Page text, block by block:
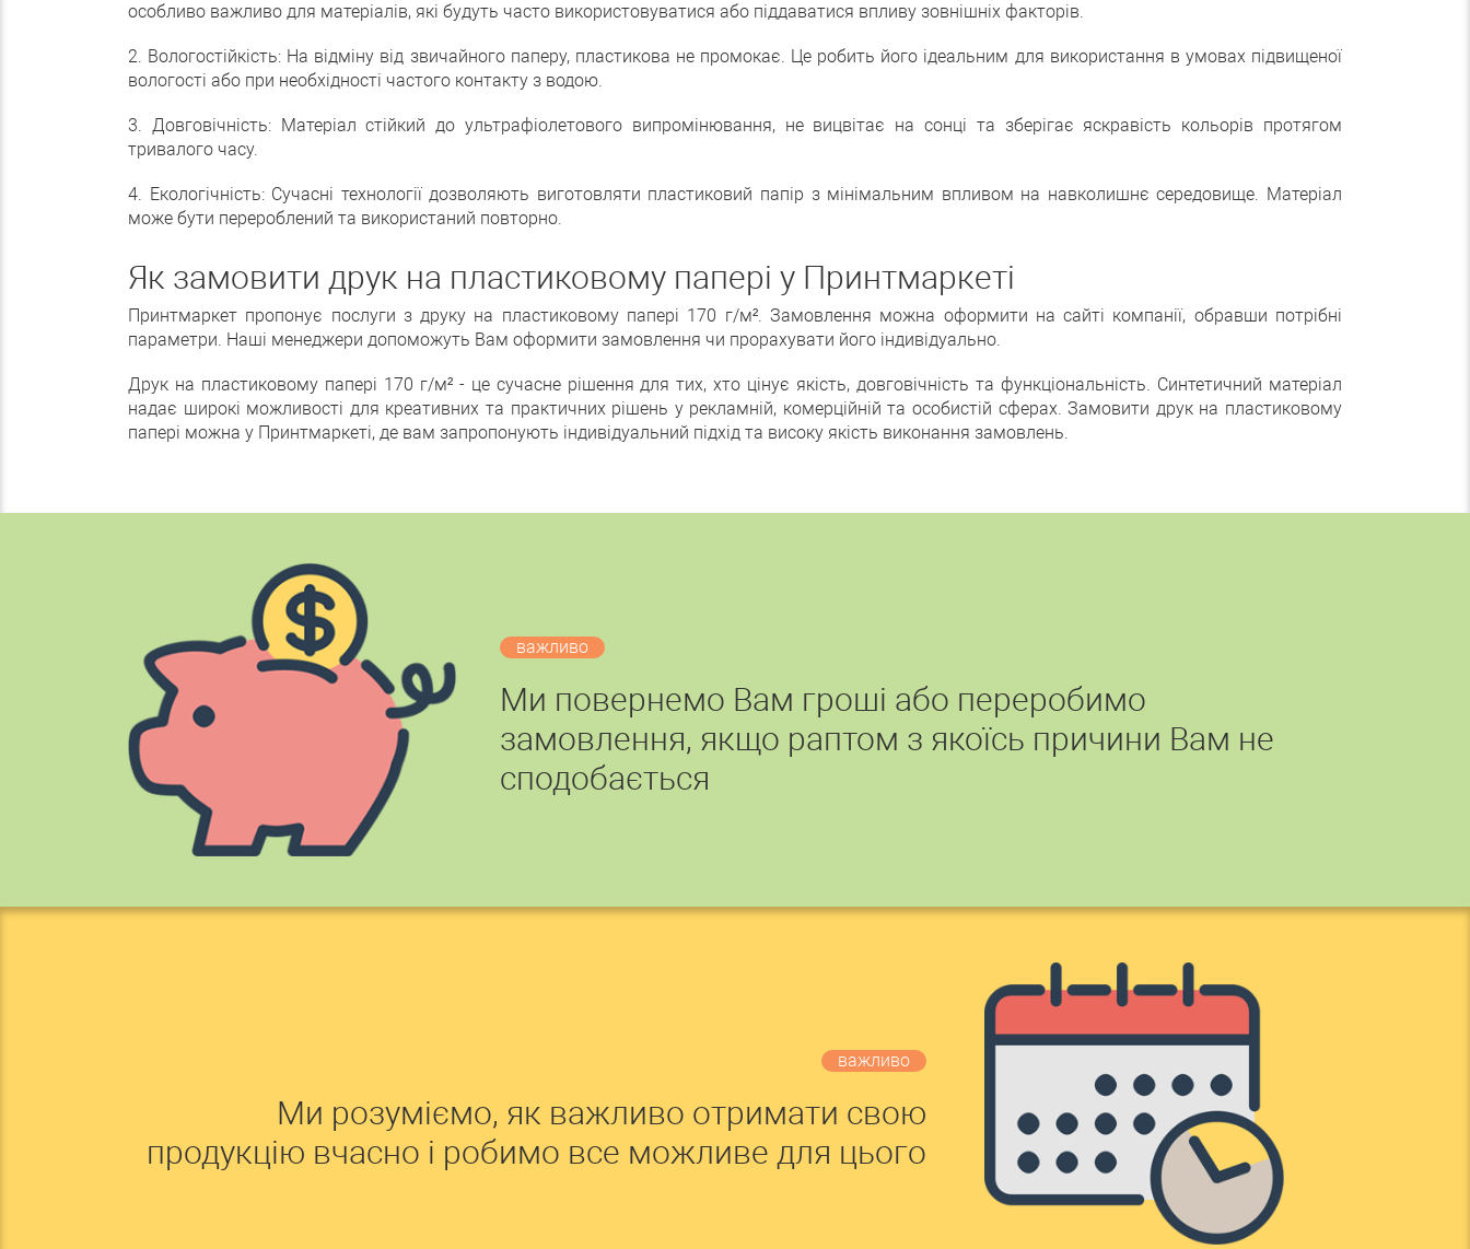
особливо важливо для матеріалів, які будуть часто використовуватися або піддаватися впливу зовнішніх факторів.
2. Вологостійкість: На відміну від звичайного паперу, пластикова не промокає. Це робить його ідеальним для використання в умовах підвищеної
вологості або при необхідності частого контакту з водою.
3. Довговічність: Матеріал стійкий до ультрафіолетового випромінювання, не вицвітає на сонці та зберігає яскравість кольорів протягом
тривалого часу.
4. Екологічність: Сучасні технології дозволяють виготовляти пластиковий папір з мінімальним впливом на навколишнє середовище. Матеріал
може бути перероблений та використаний повторно.
Як замовити друк на пластиковому папері у Принтмаркеті
Принтмаркет пропонує послуги з друку на пластиковому папері 170 г/м². Замовлення можна оформити на сайті компанії, обравши потрібні
параметри. Наші менеджери допоможуть Вам оформити замовлення чи прорахувати його індивідуально.
Друк на пластиковому папері 170 г/м² - це сучасне рішення для тих, хто цінує якість, довговічність та функціональність. Синтетичний матеріал
надає широкі можливості для креативних та практичних рішень у рекламній, комерційній та особистій сферах. Замовити друк на пластиковому
папері можна у Принтмаркеті, де вам запропонують індивідуальний підхід та високу якість виконання замовлень.
важливо
Ми повернемо Вам гроші або переробимо
замовлення, якщо раптом з якоїсь причини Вам не
сподобається
важливо
Ми розуміємо, як важливо отримати свою
продукцію вчасно і робимо все можливе для цього